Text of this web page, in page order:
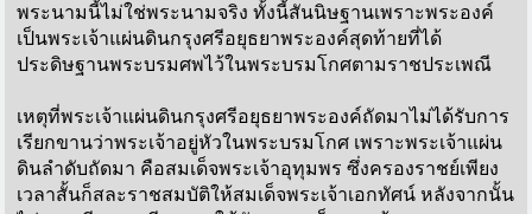
พระนามนี้ไม่ใช่พระนามจริง ทั้งนี้สันนิษฐานเพราะพระองค์
เป็นพระเจ้าแผ่นดินกรุงศรีอยุธยาพระองค์สุดท้ายที่ได้
ประดิษฐานพระบรมศพไว้ในพระบรมโกศตามราชประเพณี
เหตุที่พระเจ้าแผ่นดินกรุงศรีอยุธยาพระองค์ถัดมาไม่ได้รับการ
เรียกขานว่าพระเจ้าอยู่หัวในพระบรมโกศ เพราะพระเจ้าแผ่น
ดินลำดับถัดมา คือสมเด็จพระเจ้าอุทุมพร ซึ่งครองราชย์เพียง
เวลาสั้นก็สละราชสมบัติให้สมเด็จพระเจ้าเอกทัศน์ หลังจากนั้น